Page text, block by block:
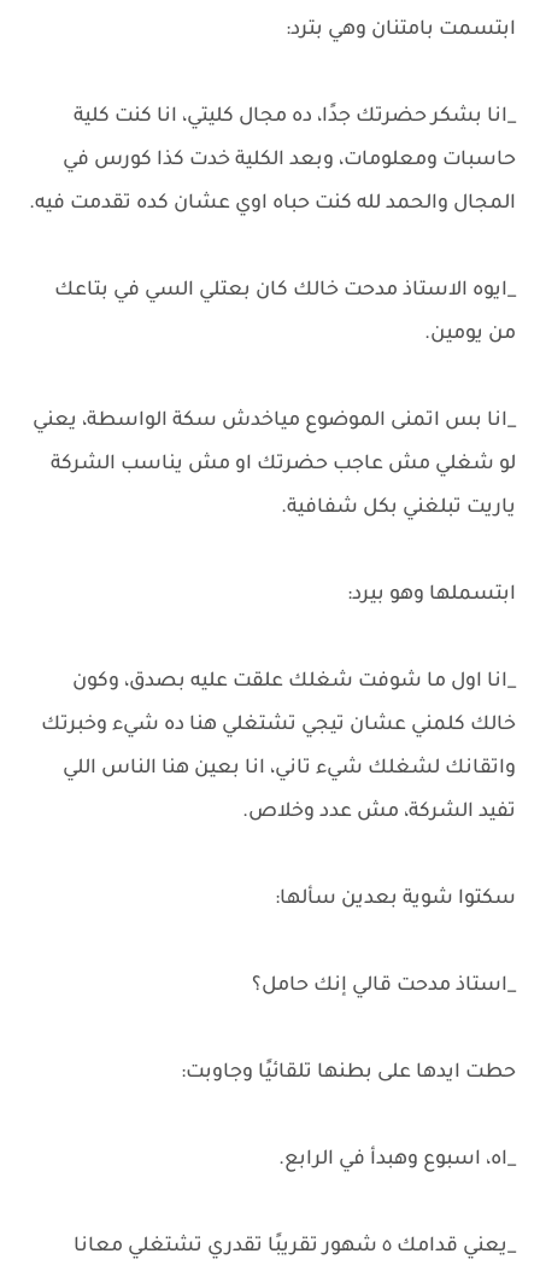
ابتسمت بامتنان وهي بترد:
_انا بشكر حضرتك جدًا، ده مجال كليتي، انا كنت كلية
حاسبات ومعلومات، وبعد الكلية خدت كذا كورس في
المجال والحمد لله كنت حباه اوي عشان كده تقدمت فيه.
_ايوه الاستاذ مدحت خالك كان بعتلي السي في بتاعك
من يومين.
_انا بس اتمنى الموضوع مياخدش سكة الواسطة، يعني
لو شغلي مش عاجب حضرتك او مش يناسب الشركة
ياريت تبلغني بكل شفافية.
ابتسملها وهو بيرد:
_انا اول ما شوفت شغلك علقت عليه بصدق، وكون
خالك كلمني عشان تيجي تشتغلي هنا ده شيء وخبرتك
واتقانك لشغلك شيء تاني، انا بعين هنا الناس اللي
تفيد الشركة، مش عدد وخلاص.
سكتوا شوية بعدين سألها:
_استاذ مدحت قالي إنك حامل؟
حطت ايدها على بطنها تلقائيًا وجاوبت:
_اه، اسبوع وهبدأ في الرابع.
_يعني قدامك ٥ شهور تقريبًا تقدري تشتغلي معانا